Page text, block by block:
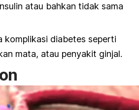
atau bahkan tidak sama
komplikasi diabetes seperti
mata, atau penyakit ginjal.